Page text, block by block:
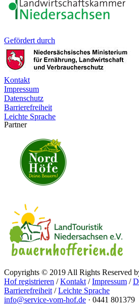
Gefördert durch
Kontakt
Impressum
Datenschutz
Barrierefreiheit
Leichte Sprache
Partner
Copyrights © 2019 All Rights Reserved
Hof registrieren /Kontakt /Impressum /
Barrierefreiheit /Leichte Sprache
info@service-vom-hof.de · 0441 801379